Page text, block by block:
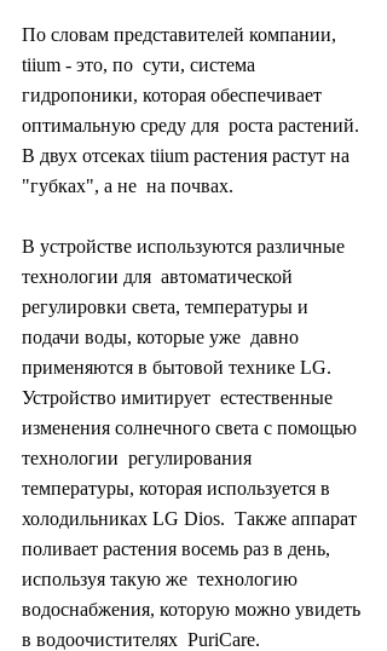
По словам представителей компании,
tiium - это, по  сути, система
гидропоники, которая обеспечивает
оптимальную среду для  роста растений.
В двух отсеках tiium растения растут на
"губках", а не  на почвах.
В устройстве используются различные
технологии для  автоматической
регулировки света, температуры и
подачи воды, которые уже  давно
применяются в бытовой технике LG.
Устройство имитирует  естественные
изменения солнечного света с помощью
технологии  регулирования
температуры, которая используется в
холодильниках LG Dios.  Также аппарат
поливает растения восемь раз в день,
используя такую же  технологию
водоснабжения, которую можно увидеть
в водоочистителях  PuriСare.